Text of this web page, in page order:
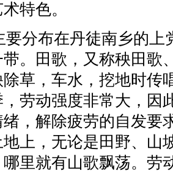
特色。
要分布在丹徒南乡的上
。田歌，又称秧田歌
草，车水，挖地时传
劳动强度非常大，因
，解除疲劳的自发要
上，无论是田野、山
里就有山歌飘荡。劳